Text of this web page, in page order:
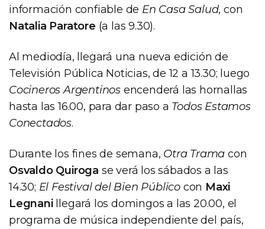
información confiable de En Casa Salud, con
Natalia Paratore (a las 9.30).
Al mediodía, llegará una nueva edición de
Televisión Pública Noticias, de 12 a 13.30; luego
Cocineros Argentinos encenderá las hornallas
hasta las 16.00, para dar paso a Todos Estamos
Conectados.
Durante los fines de semana, Otra Trama con
Osvaldo Quiroga se verá los sábados a las
14.30; El Festival del Bien Público con Maxi
Legnanillegará los domingos a las 20.00, el
programa de música independiente del país,